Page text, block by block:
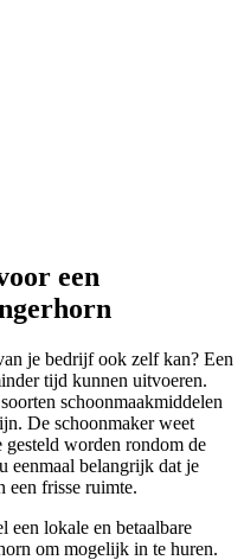
een
je bedrijf ook zelf kan? Een
tijd kunnen uitvoeren.
schoonmaakmiddelen
De schoonmaker weet
gesteld worden rondom de
eenmaal belangrijk dat je
een frisse ruimte.
een lokale en betaalbare
om mogelijk in te huren.